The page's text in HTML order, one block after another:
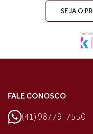
SEJA O
FALE CONOSCO
(41) 98779-7550